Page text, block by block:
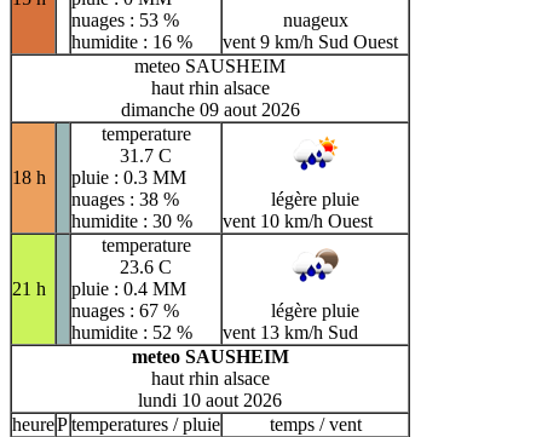
nuages : 53 %
humidite : 16 %
nuageux
vent 9 km/h Sud Ouest
meteo SAUSHEIM
haut rhin alsace
dimanche 09 aout 2026
18 h
temperature
31.7 C
pluie : 0.3 MM
nuages : 38 %
humidite : 30 %
légère pluie
vent 10 km/h Ouest
21 h
temperature
23.6 C
pluie : 0.4 MM
nuages : 67 %
humidite : 52 %
légère pluie
vent 13 km/h Sud
meteo SAUSHEIM
haut rhin alsace
lundi 10 aout 2026
heurePtemperatures / pluie temps / vent